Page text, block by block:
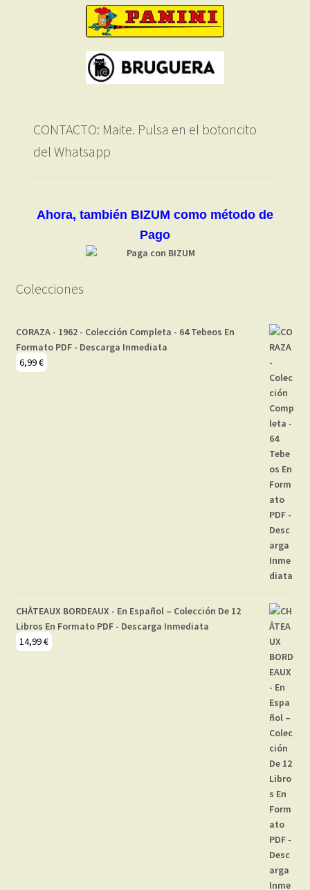
CONTACTO: Maite. Pulsa en el botoncito
del Whatsapp
Ahora, también BIZUM como método de
Pago
Colecciones
CORAZA - 1962 - Colección Completa - 64 Tebeos En
Formato PDF - Descarga Inmediata
6,99€
CHÂTEAUX BORDEAUX - En Español – Colección De 12
Libros En Formato PDF - Descarga Inmediata
14,99€